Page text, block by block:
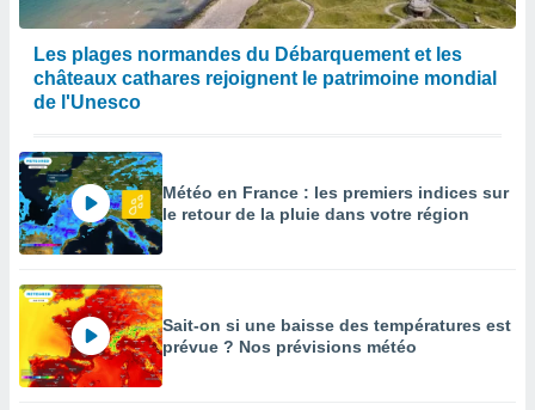
Les plages normandes du Débarquement et les
châteaux cathares rejoignent le patrimoine mondial
de l'Unesco
Météo en France : les premiers indices sur
le retour de la pluie dans votre région
Sait-on si une baisse des températures est
prévue ? Nos prévisions météo